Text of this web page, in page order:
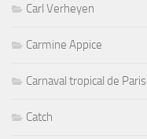
Carl Verheyen
Carmine Appice
Carnaval tropical de Paris
Catch